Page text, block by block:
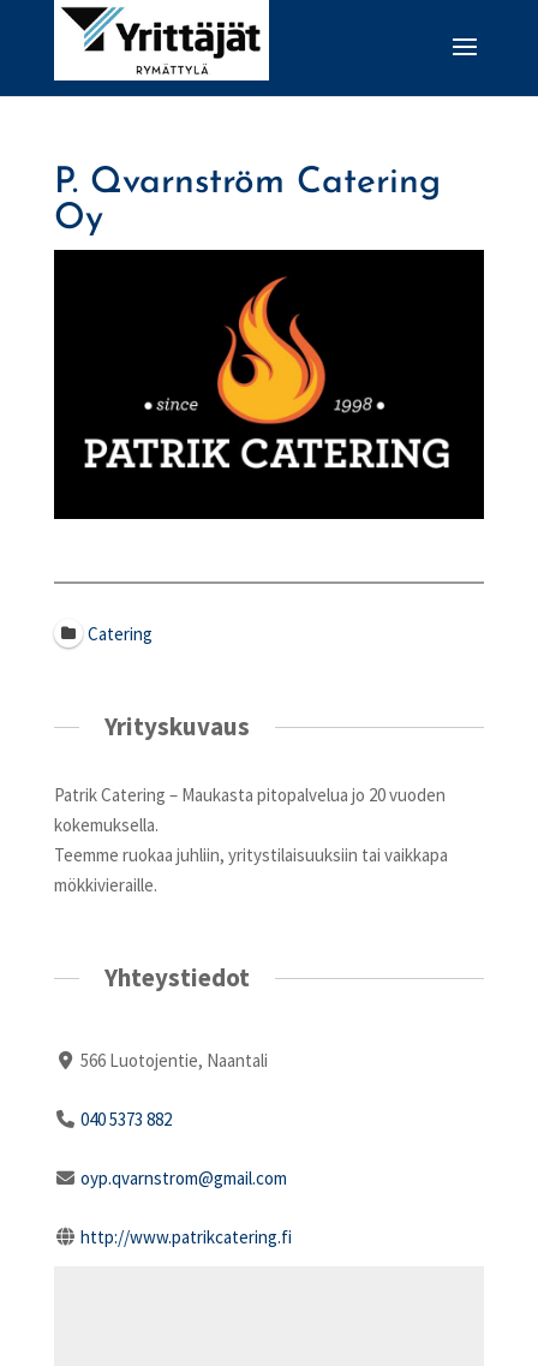
P. Qvarnström Catering
Oy
Catering
Yrityskuvaus
Patrik Catering – Maukasta pitopalvelua jo 20 vuoden
kokemuksella.
Teemme ruokaa juhliin, yritystilaisuuksiin tai vaikkapa
mökkivieraille.
Yhteystiedot
566 Luotojentie, Naantali
040 5373 882
oyp.qvarnstrom@gmail.com
http://www.patrikcatering.fi